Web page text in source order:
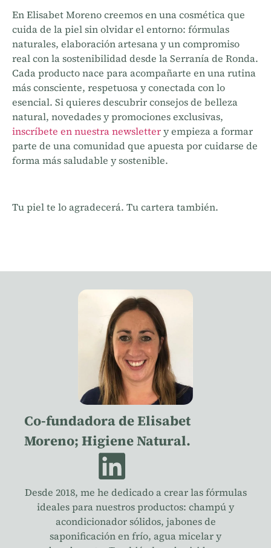
En Elisabet Moreno creemos en una cosmética que
cuida de la piel sin olvidar el entorno: fórmulas
naturales, elaboración artesana y un compromiso
real con la sostenibilidad desde la Serranía de Ronda.
Cada producto nace para acompañarte en una rutina
más consciente, respetuosa y conectada con lo
esencial. Si quieres descubrir consejos de belleza
natural, novedades y promociones exclusivas,
inscríbete en nuestra newslettery empieza a formar
parte de una comunidad que apuesta por cuidarse de
forma más saludable y sostenible.
Tu piel te lo agradecerá. Tu cartera también.
Co-fundadora de Elisabet
Moreno; Higiene Natural.
Desde 2018, me he dedicado a crear las fórmulas
ideales para nuestros productos: champú y
acondicionador sólidos, jabones de
saponificación en frío, agua micelar y